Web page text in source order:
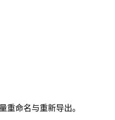
重命名与重新导出。